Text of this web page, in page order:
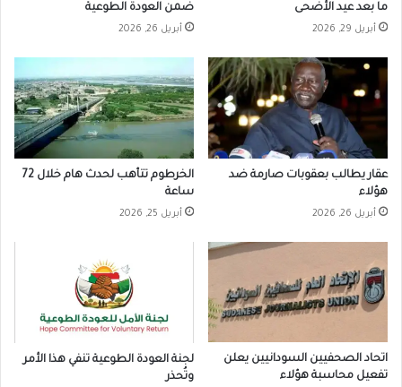
ما بعد عيد الأضحى
أبريل 29, 2026
ضمن العودة الطوعية
أبريل 26, 2026
عقار يطالب بعقوبات صارمة ضد
هؤلاء
أبريل 26, 2026
الخرطوم تتأهب لحدث هام خلال 72
ساعة
أبريل 25, 2026
اتحاد الصحفيين السودانيين يعلن
تفعيل محاسبة هؤلاء
لجنة العودة الطوعية تنفي هذا الأمر
وتُحذر